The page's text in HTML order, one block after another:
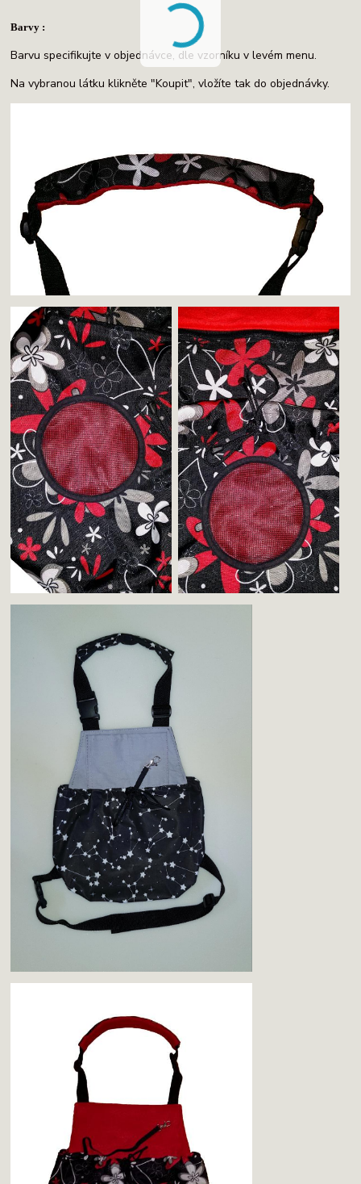
Barvy :
Barvu specifikujte v objednávce, dle vzorníku v levém menu.
Na vybranou látku klikněte "Koupit", vložíte tak do objednávky.